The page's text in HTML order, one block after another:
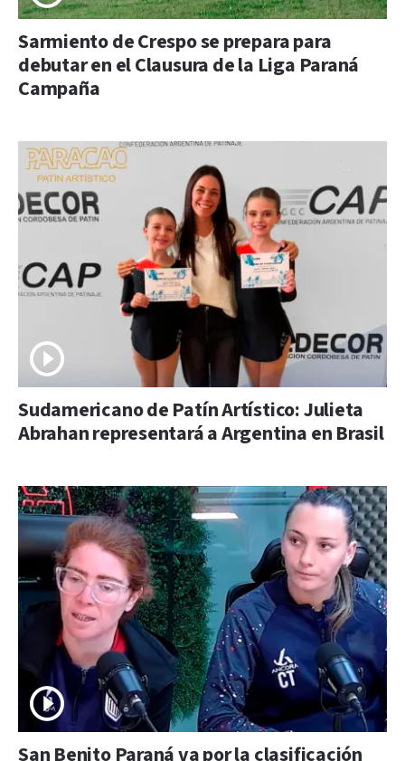
Sarmiento de Crespo se prepara para
debutar en el Clausura de la Liga Paraná
Campaña
Sudamericano de Patín Artístico: Julieta
Abrahan representará a Argentina en Brasil
San Benito Paraná va por la clasificación